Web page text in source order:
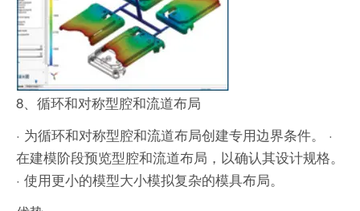
8、循环和对称型腔和流道布局
· 为循环和对称型腔和流道布局创建专用边界条件。
·
在建模阶段预览型腔和流道布局，以确认其设计规格。
· 使用更小的模型大小模拟复杂的模具布局。